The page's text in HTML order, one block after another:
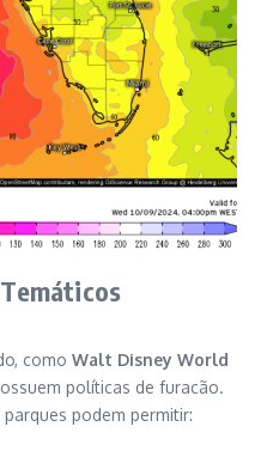
como Walt Disney World
políticas de furacão.
podem permitir: